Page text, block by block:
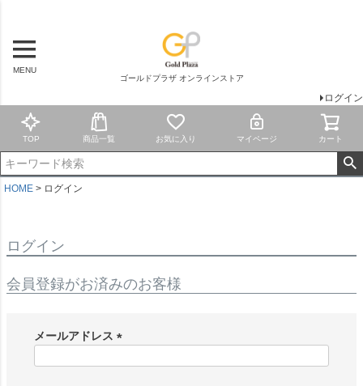
MENU
ゴールドプラザ オンラインストア
ログイン
TOP 商品一覧 お気に入り マイページ カート
HOME ログイン
ログイン
会員登録がお済みのお客様
メールアドレス